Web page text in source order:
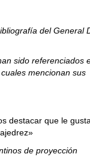
del General
sido referenciados
mencionan sus
destacar que le
de proyección